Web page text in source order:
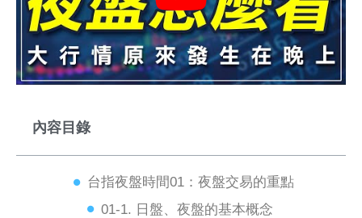
內容目錄
台指夜盤時間01：夜盤交易的重點
01-1. 日盤、夜盤的基本概念